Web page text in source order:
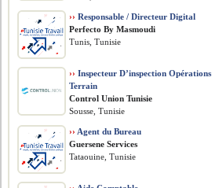
›› Responsable / Directeur Digital
Perfecto By Masmoudi
Tunis, Tunisie
›› Inspecteur D’inspection Opérations
Terrain
Control Union Tunisie
Sousse, Tunisie
›› Agent du Bureau
Guersene Services
Tataouine, Tunisie